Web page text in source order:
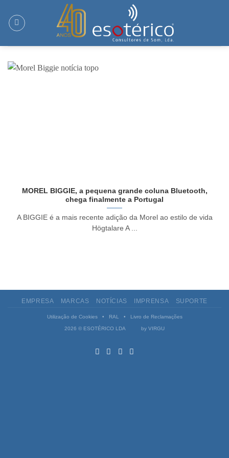
content
MOREL BIGGIE, a pequena grande coluna Bluetooth,
chega finalmente a Portugal
A BIGGIE é a mais recente adição da Morel ao estilo de vida
Högtalare A ...
EMPRESA MARCAS NOTÍCIAS IMPRENSA SUPORTE
Utilização de Cookies• RAL • Livro de Reclamações
2026 © ESOTÉRICO LDA by VIRGU